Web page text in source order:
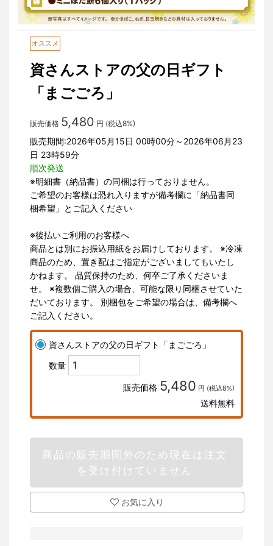
オススメ
資さんストアの父の日ギフト
「まごごろ」
販売価格 5,480 円 (税込8%)
販売期間:2026年05月15日 00時00分～2026年06月23
日 23時59分
順次発送
※明細書（納品書）の同梱は行っておりません。
ご希望のお客様は恐れ入りますが備考欄に「納品書同
梱希望」とご記入ください
※後払いご利用のお客様へ
商品とは別にお振込用紙をお届けしております。 ※冷凍
商品のため、置き配はご指定がございましてもいたし
かねます。 品質保持のため、何卒ご了承くださいま
せ。 ※複数個ご購入の場合、可能な限り同梱させていた
だいております。 別梱包をご希望の場合は、備考欄へ
ご記入ください。
資さんストアの父の日ギフト「まごごろ」
数量
販売価格 5,480 円 (税込8%)
送料無料
商品の販売期間外のため現在は注文
を受け付けていません
お気に入り